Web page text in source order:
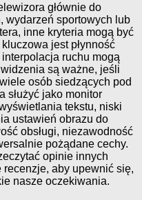
głównie do
wydarzeń sportowych lub
inne kryteria mogą być
jest płynność
ruchu mogą
są ważne, jeśli
osób siedzących pod
służyć jako monitor
tekstu, niski
ustawień obrazu do
obsługi, niezawodność
pożądane cechy.
opinie innych
aby upewnić się,
nasze oczekiwania.